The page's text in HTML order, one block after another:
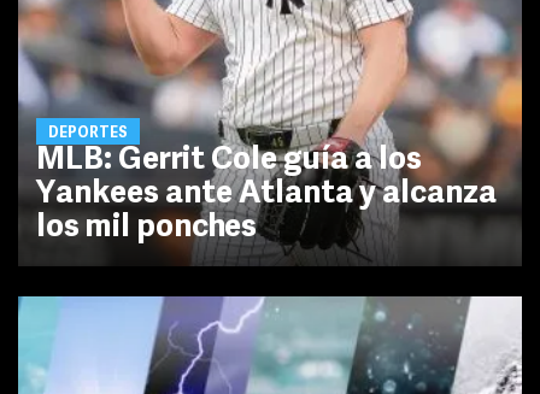
DEPORTES
MLB: Gerrit Cole guía a los
Yankees ante Atlanta y alcanza
los mil ponches